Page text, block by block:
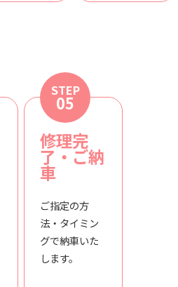
STEP
05
修理完
了・ご納
車
ご指定の方
法・タイミン
グで納車いた
します。